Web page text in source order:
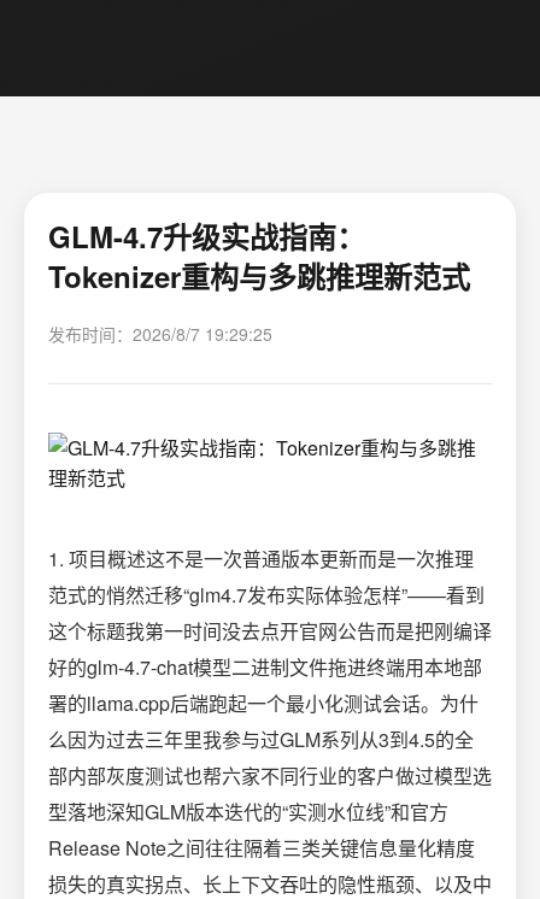
GLM-4.7升级实战指南：
Tokenizer重构与多跳推理新范式
发布时间：2026/8/7 19:29:25
1. 项目概述这不是一次普通版本更新而是一次推理
范式的悄然迁移“glm4.7发布实际体验怎样”——看到
这个标题我第一时间没去点开官网公告而是把刚编译
好的glm-4.7-chat模型二进制文件拖进终端用本地部
署的llama.cpp后端跑起一个最小化测试会话。为什
么因为过去三年里我参与过GLM系列从3到4.5的全
部内部灰度测试也帮六家不同行业的客户做过模型选
型落地深知GLM版本迭代的“实测水位线”和官方
Release Note之间往往隔着三类关键信息量化精度
损失的真实拐点、长上下文吞吐的隐性瓶颈、以及中